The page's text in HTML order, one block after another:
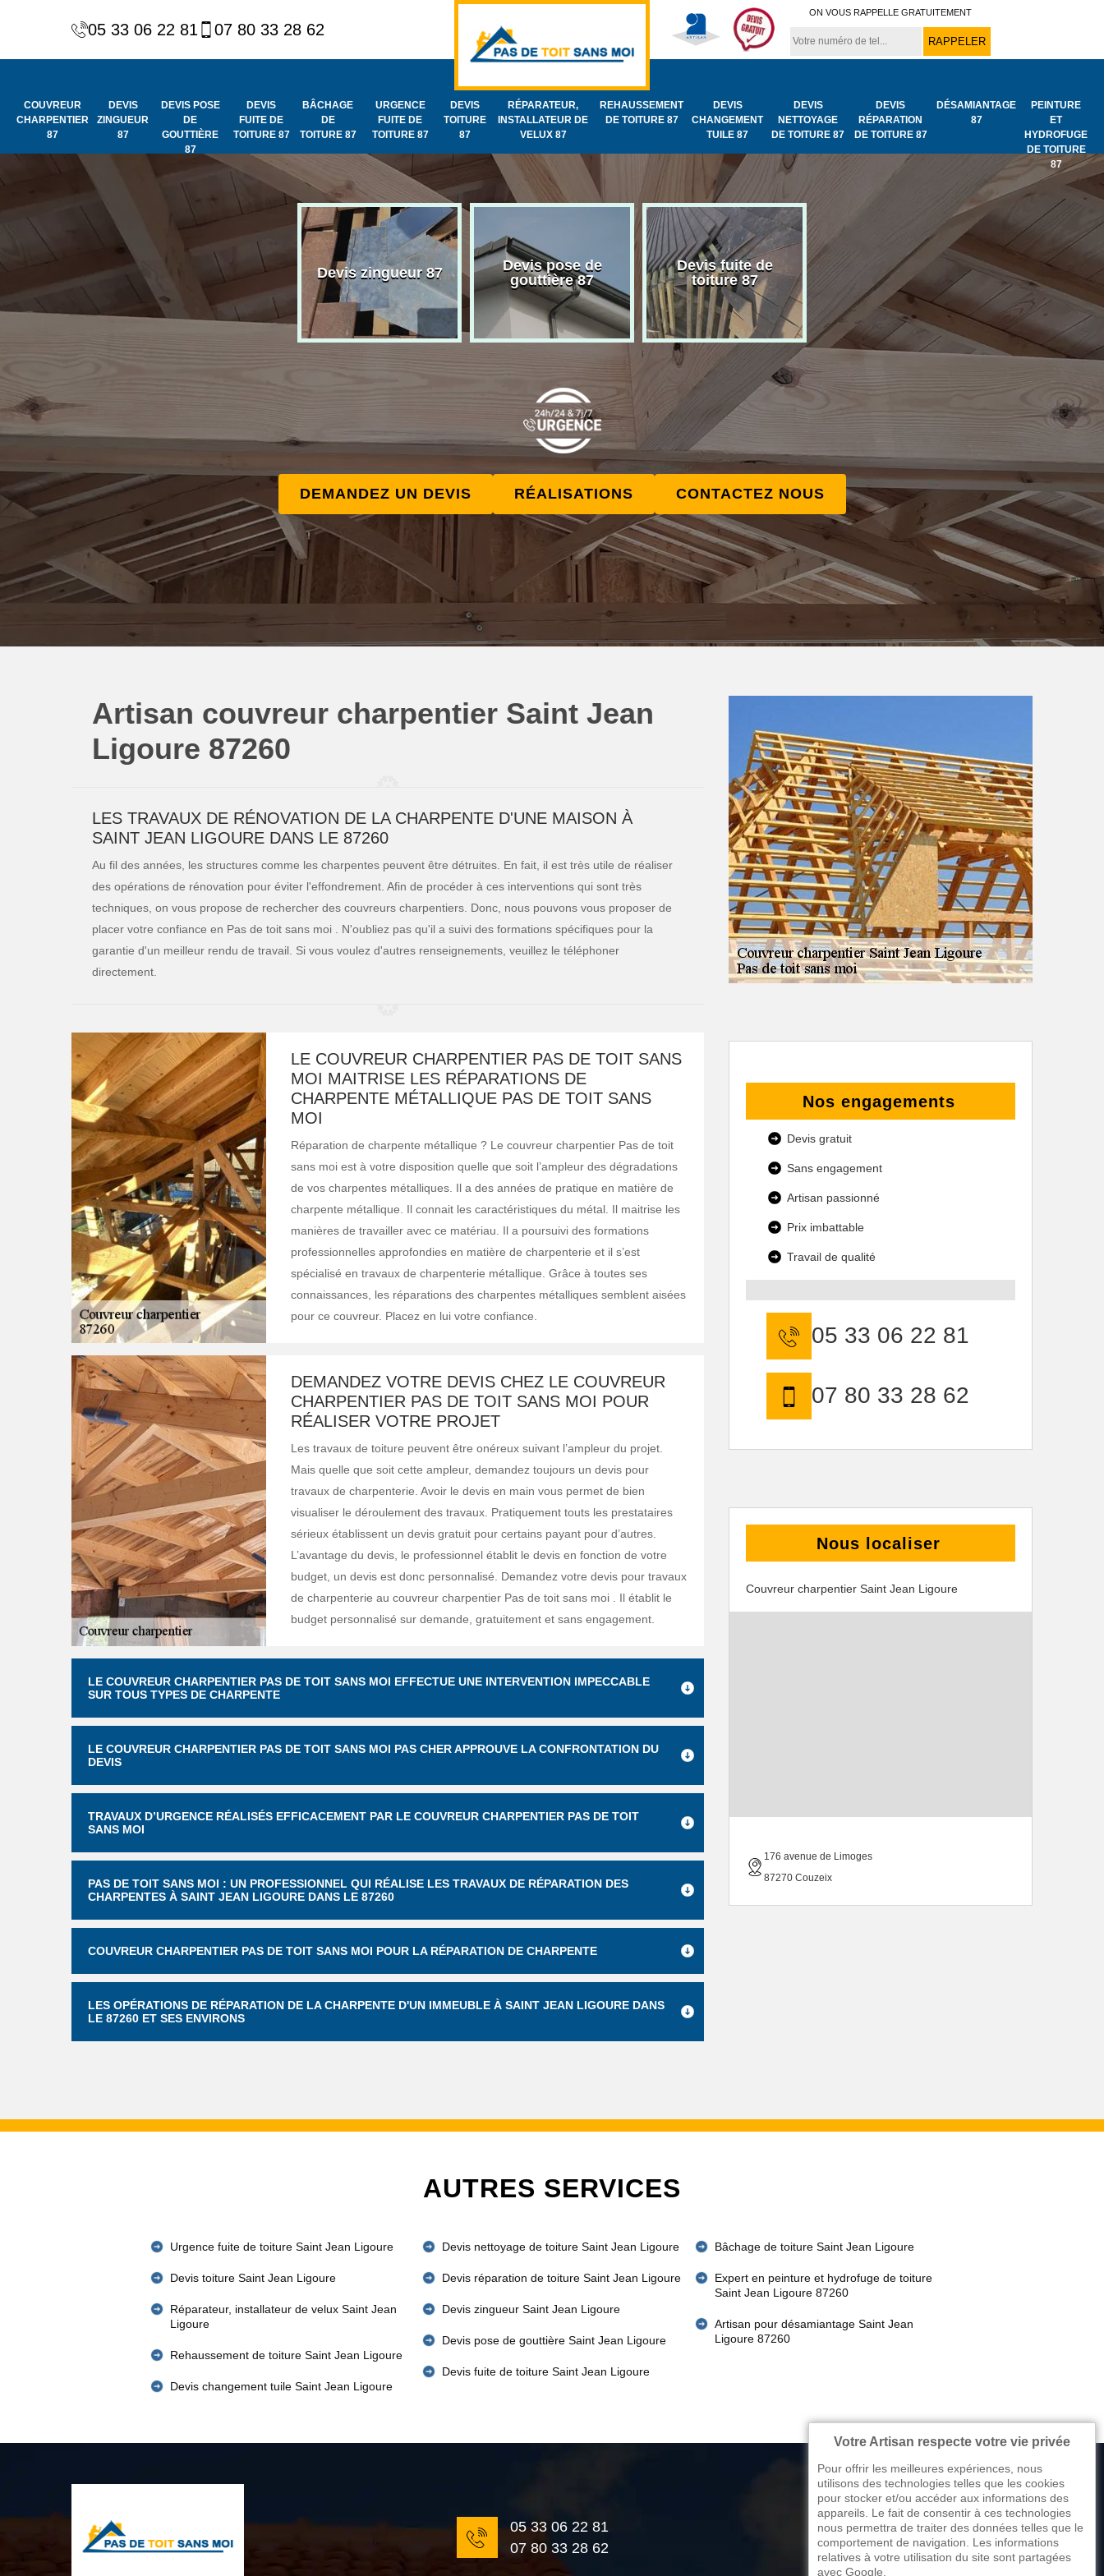
05 33 06 22 81 07 80 33 28 62
ON VOUS RAPPELLE GRATUITEMENT
COUVREUR
CHARPENTIER
87
DEVIS
ZINGUEUR
87
DEVIS POSE
DE
GOUTTIÈRE
87
DEVIS
FUITE DE
TOITURE 87
BÂCHAGE
DE
TOITURE 87
URGENCE
FUITE DE
TOITURE 87
DEVIS
TOITURE
87
RÉPARATEUR,
INSTALLATEUR DE
VELUX 87
REHAUSSEMENT
DE TOITURE 87
DEVIS
CHANGEMENT
TUILE 87
DEVIS
NETTOYAGE
DE TOITURE 87
DEVIS
RÉPARATION
DE TOITURE 87
DÉSAMIANTAGE
87
PEINTURE
ET
HYDROFUGE
DE TOITURE
87
et
toiture 87
Couvreur
charpentier 87
Devis zingueur 87
Devis pose de
gouttière 87
Devis fuite de
toiture 87
Bâchage de toiture
87
Urgence
toiture 87
DEMANDEZ UN DEVIS RÉALISATIONS CONTACTEZ NOUS
Artisan couvreur charpentier Saint Jean
Ligoure 87260
LES TRAVAUX DE RÉNOVATION DE LA CHARPENTE D'UNE MAISON À
SAINT JEAN LIGOURE DANS LE 87260
Au fil des années, les structures comme les charpentes peuvent être détruites. En fait, il est très utile de réaliser
des opérations de rénovation pour éviter l'effondrement. Afin de procéder à ces interventions qui sont très
techniques, on vous propose de rechercher des couvreurs charpentiers. Donc, nous pouvons vous proposer de
placer votre confiance en Pas de toit sans moi . N'oubliez pas qu'il a suivi des formations spécifiques pour la
garantie d'un meilleur rendu de travail. Si vous voulez d'autres renseignements, veuillez le téléphoner
directement.
LE COUVREUR CHARPENTIER PAS DE TOIT SANS
MOI MAITRISE LES RÉPARATIONS DE
CHARPENTE MÉTALLIQUE PAS DE TOIT SANS
MOI
Réparation de charpente métallique ? Le couvreur charpentier Pas de toit
sans moi est à votre disposition quelle que soit l’ampleur des dégradations
de vos charpentes métalliques. Il a des années de pratique en matière de
charpente métallique. Il connait les caractéristiques du métal. Il maitrise les
manières de travailler avec ce matériau. Il a poursuivi des formations
professionnelles approfondies en matière de charpenterie et il s’est
spécialisé en travaux de charpenterie métallique. Grâce à toutes ses
connaissances, les réparations des charpentes métalliques semblent aisées
pour ce couvreur. Placez en lui votre confiance.
DEMANDEZ VOTRE DEVIS CHEZ LE COUVREUR
CHARPENTIER PAS DE TOIT SANS MOI POUR
RÉALISER VOTRE PROJET
Les travaux de toiture peuvent être onéreux suivant l’ampleur du projet.
Mais quelle que soit cette ampleur, demandez toujours un devis pour
travaux de charpenterie. Avoir le devis en main vous permet de bien
visualiser le déroulement des travaux. Pratiquement touts les prestataires
sérieux établissent un devis gratuit pour certains payant pour d’autres.
L’avantage du devis, le professionnel établit le devis en fonction de votre
budget, un devis est donc personnalisé. Demandez votre devis pour travaux
de charpenterie au couvreur charpentier Pas de toit sans moi . Il établit le
budget personnalisé sur demande, gratuitement et sans engagement.
LE COUVREUR CHARPENTIER PAS DE TOIT SANS MOI EFFECTUE UNE INTERVENTION IMPECCABLE
SUR TOUS TYPES DE CHARPENTE
LE COUVREUR CHARPENTIER PAS DE TOIT SANS MOI PAS CHER APPROUVE LA CONFRONTATION DU
DEVIS
TRAVAUX D’URGENCE RÉALISÉS EFFICACEMENT PAR LE COUVREUR CHARPENTIER PAS DE TOIT
SANS MOI
PAS DE TOIT SANS MOI : UN PROFESSIONNEL QUI RÉALISE LES TRAVAUX DE RÉPARATION DES
CHARPENTES À SAINT JEAN LIGOURE DANS LE 87260
COUVREUR CHARPENTIER PAS DE TOIT SANS MOI POUR LA RÉPARATION DE CHARPENTE
LES OPÉRATIONS DE RÉPARATION DE LA CHARPENTE D'UN IMMEUBLE À SAINT JEAN LIGOURE DANS
LE 87260 ET SES ENVIRONS
Nos engagements
Devis gratuit
Sans engagement
Artisan passionné
Prix imbattable
Travail de qualité
05 33 06 22 81
07 80 33 28 62
Nous localiser
Couvreur charpentier Saint Jean Ligoure
176 avenue de Limoges
87270 Couzeix
AUTRES SERVICES
Urgence fuite de toiture Saint Jean Ligoure
Devis toiture Saint Jean Ligoure
Réparateur, installateur de velux Saint Jean
Ligoure
Rehaussement de toiture Saint Jean Ligoure
Devis changement tuile Saint Jean Ligoure
Devis nettoyage de toiture Saint Jean Ligoure
Devis réparation de toiture Saint Jean Ligoure
Devis zingueur Saint Jean Ligoure
Devis pose de gouttière Saint Jean Ligoure
Devis fuite de toiture Saint Jean Ligoure
Bâchage de toiture Saint Jean Ligoure
Expert en peinture et hydrofuge de toiture
Saint Jean Ligoure 87260
Artisan pour désamiantage Saint Jean
Ligoure 87260
05 33 06 22 81
07 80 33 28 62
176 avenue de Limoges
87270 Couzeix
Votre Artisan respecte votre vie privée
Pour offrir les meilleures expériences, nous
utilisons des technologies telles que les cookies
pour stocker et/ou accéder aux informations des
appareils. Le fait de consentir à ces technologies
nous permettra de traiter des données telles que le
comportement de navigation. Les informations
relatives à votre utilisation du site sont partagées
avec Google.